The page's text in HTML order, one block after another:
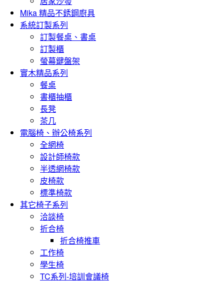
Mika 精品不銹鋼廚具
系統訂製系列
訂製餐桌、書桌
訂製櫃
螢幕鍵盤架
實木精品系列
餐桌
書櫃抽櫃
長凳
茶几
電腦椅、辦公椅系列
全網椅
設計師椅款
半透網椅款
皮椅款
標準椅款
其它椅子系列
洽談椅
折合椅
折合椅推車
工作椅
學生椅
TC系列-培訓會議椅